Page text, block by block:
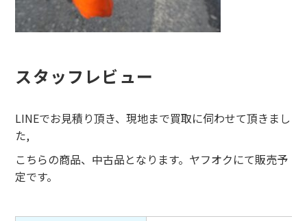
スタッフレビュー
LINEでお見積り頂き、現地まで買取に伺わせて頂きまし
た,
こちらの商品、中古品となります。ヤフオクにて販売予
定です。